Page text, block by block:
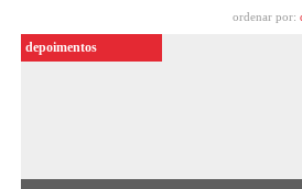
ordenar por:
depoimentos